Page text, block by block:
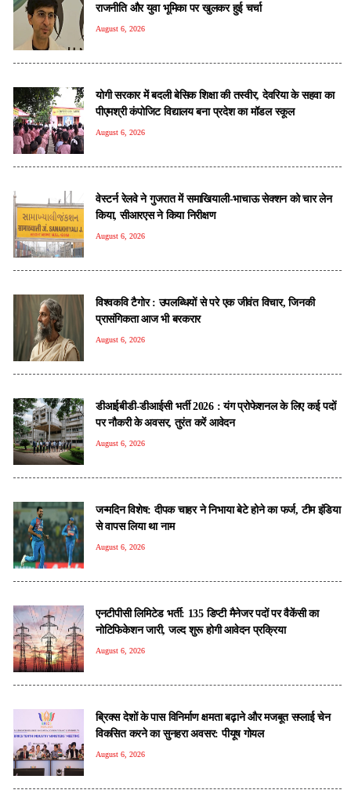
राजनीति और युवा भूमिका पर खुलकर हुई चर्चा
August 6, 2026
योगी सरकार में बदली बेसिक शिक्षा की तस्वीर, देवरिया के सहवा का
पीएमश्री कंपोजिट विद्यालय बना प्रदेश का मॉडल स्कूल
August 6, 2026
वेस्टर्न रेलवे ने गुजरात में समाखियाली-भाचाऊ सेक्शन को चार लेन
किया, सीआरएस ने किया निरीक्षण
August 6, 2026
विश्वकवि टैगोर : उपलब्धियों से परे एक जीवंत विचार, जिनकी
प्रासंगिकता आज भी बरकरार
August 6, 2026
डीआईबीडी-डीआईसी भर्ती 2026 : यंग प्रोफेशनल के लिए कई पदों
पर नौकरी के अवसर, तुरंत करें आवेदन
August 6, 2026
जन्मदिन विशेष: दीपक चाहर ने निभाया बेटे होने का फर्ज, टीम इंडिया
से वापस लिया था नाम
August 6, 2026
एनटीपीसी लिमिटेड भर्ती: 135 डिप्टी मैनेजर पदों पर वैकेंसी का
नोटिफिकेशन जारी, जल्द शुरू होगी आवेदन प्रक्रिया
August 6, 2026
ब्रिक्स देशों के पास विनिर्माण क्षमता बढ़ाने और मजबूत सप्लाई चेन
विकसित करने का सुनहरा अवसर: पीयूष गोयल
August 6, 2026